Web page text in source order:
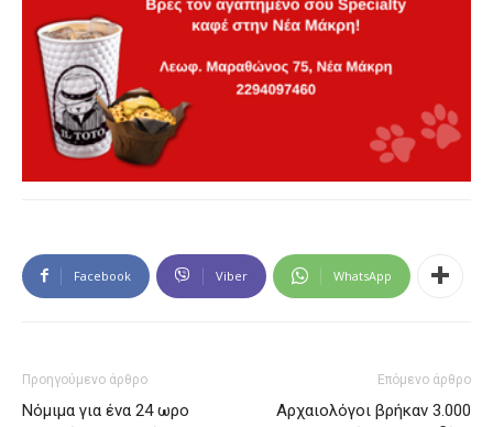
Facebook Viber WhatsApp
Προηγούμενο άρθρο
Νόμιμα για ένα 24 ωρο
Επόμενο άρθρο
Αρχαιολόγοι βρήκαν 3.000